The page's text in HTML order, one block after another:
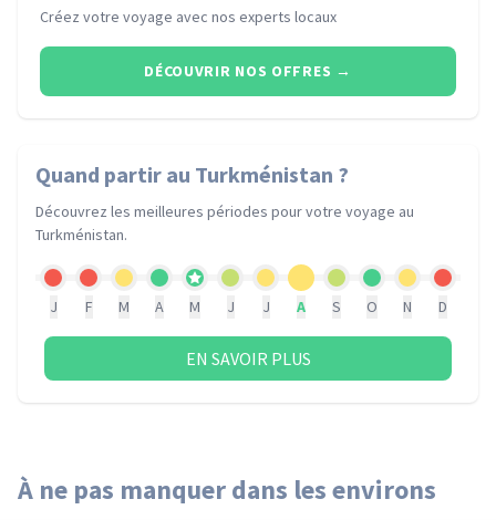
Créez votre voyage avec nos experts locaux
DÉCOUVRIR NOS OFFRES →
Quand partir au Turkménistan ?
Découvrez les meilleures périodes pour votre voyage au
Turkménistan.
J F M A M J J A S O N D
EN SAVOIR PLUS
À ne pas manquer dans les environs